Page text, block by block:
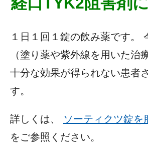
１日１回１錠の飲み薬です。
（塗り薬や紫外線を用いた治
十分な効果が得られない患者
す。
詳しくは、 ソーティクツ錠を
をご参照ください。